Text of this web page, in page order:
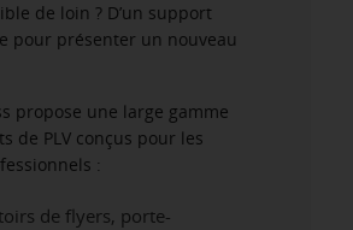
de loin ? D’un support
pour présenter un nouveau
propose une large gamme
de PLV conçus pour les
:
de flyers, porte-